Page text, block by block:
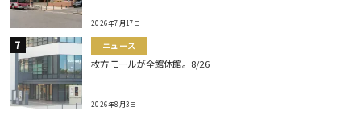
2026年7月17日
ニュース
枚方モールが全館休館。8/26
2026年8月3日